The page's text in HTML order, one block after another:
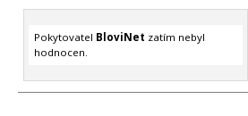
Pokytovatel BloviNet zatím nebyl
hodnocen.